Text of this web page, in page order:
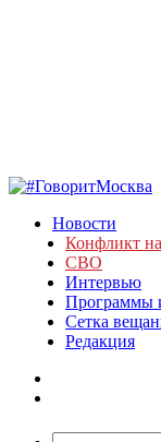
Новости
Конфликт
СВО
Интервью
Программы
Сетка
Редакция